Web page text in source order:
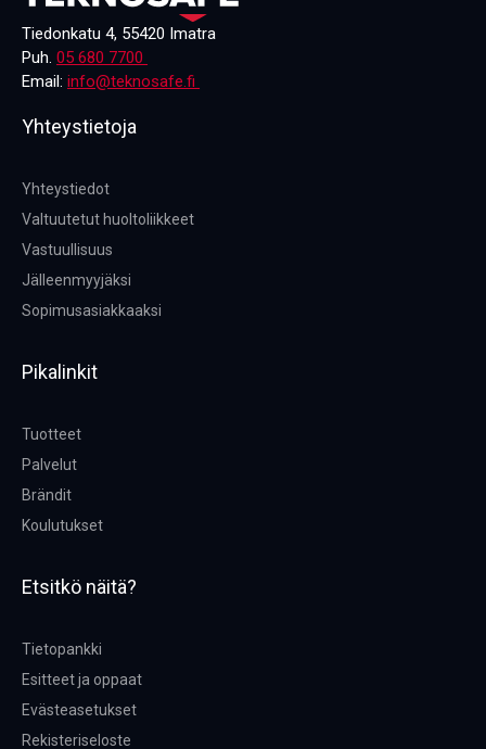
Tiedonkatu 4, 55420 Imatra
Puh. 05 680 7700
Email: info@teknosafe.fi
Yhteystietoja
Yhteystiedot
Valtuutetut huoltoliikkeet
Vastuullisuus
Jälleenmyyjäksi
Sopimusasiakkaaksi
Pikalinkit
Tuotteet
Palvelut
Brändit
Koulutukset
Etsitkö näitä?
Tietopankki
Esitteet ja oppaat
Evästeasetukset
Rekisteriseloste